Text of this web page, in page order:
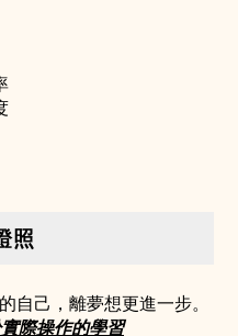
照
自己，離夢想更進一步。
際操作的學習